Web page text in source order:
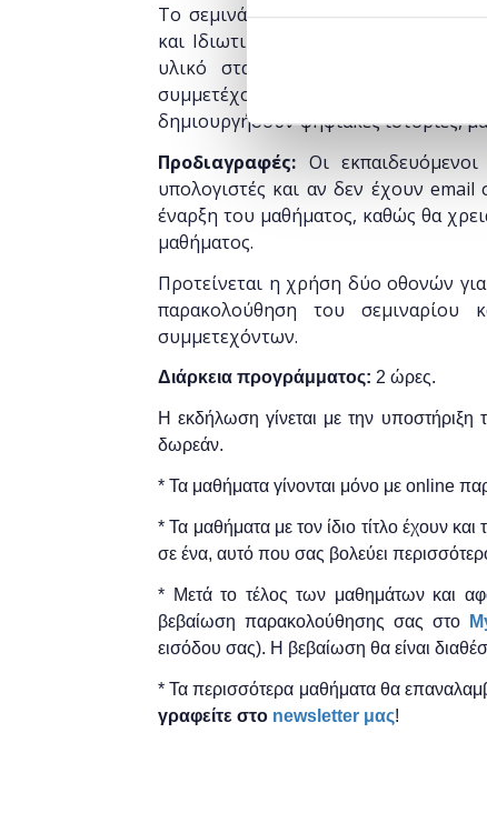
Το σεμινάριο απευθύνεται σε
και Ιδιωτικής), οι οποίοι
υλικό στα πλαίσια της
συμμετέχοντες θα γνωρίσουν το
δημιουργήσουν ψηφιακές ιστορίες,
Προδιαγραφές: Οι
υπολογιστές και αν δεν έχουν
έναρξη του μαθήματος, καθώς θα
μαθήματος.
Προτείνεται η χρήση δύο οθονών
παρακολούθηση του
συμμετεχόντων.
Διάρκεια προγράμματος: 2 ώρες.
Η εκδήλωση γίνεται με την υποστήριξη
δωρεάν.
* Τα μαθήματα γίνονται μόνο με online
* Τα μαθήματα με τον ίδιο τίτλο έχουν
σε ένα, αυτό που σας βολεύει
* Μετά το τέλος των μαθημάτων και
βεβαίωση παρακολούθησης ​σας στο
εισόδου σας). Η βεβαίωση θα είναι
* Τα περισσότερα μαθήματα θα
γραφείτε στο newsletter μας!